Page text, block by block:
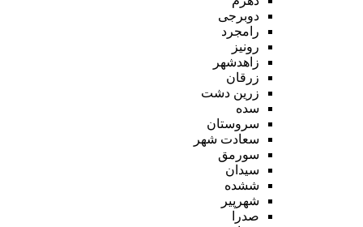
دوبرجی
رامجرد
رونیز
زاهدشهر
زرقان
زرین دشت
سده
سروستان
سعادت شهر
سورمق
سیدان
ششده
شهرپیر
صدرا